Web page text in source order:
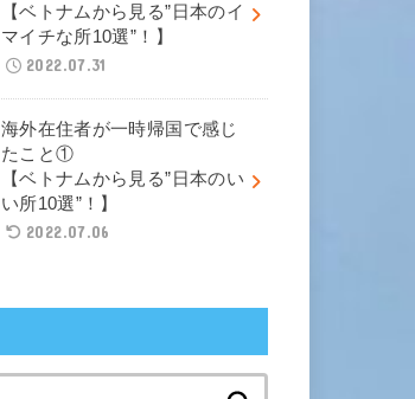
【ベトナムから見る”日本のイ
マイチな所10選”！】
2022.07.31
海外在住者が一時帰国で感じ
たこと①
【ベトナムから見る”日本のい
い所10選”！】
2022.07.06